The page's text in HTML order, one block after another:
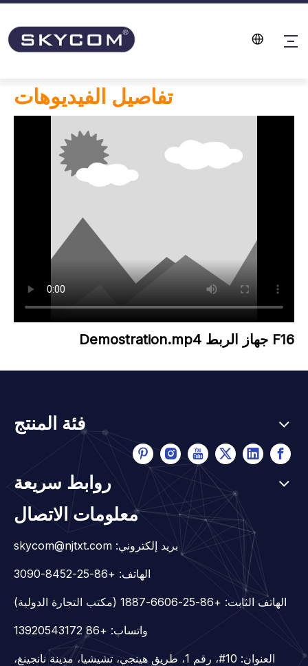
تفاصيل الفيديوهات
F16 جهاز الربط Demostration.mp4
فئة المنتج
روابط سريعة
معلومات الاتصال
بريد إلكتروني: skycom@njtxt.com
الهاتف: +86-25-8452-3090
الهاتف الثابت: +86-25-6606-1887 (مكتب التجارة الدولية)
واتساب: +86 13920543172
العنوان: 10#، رقم 1، طريق هينجي، تشيشيا، مدينة نانجينغ،